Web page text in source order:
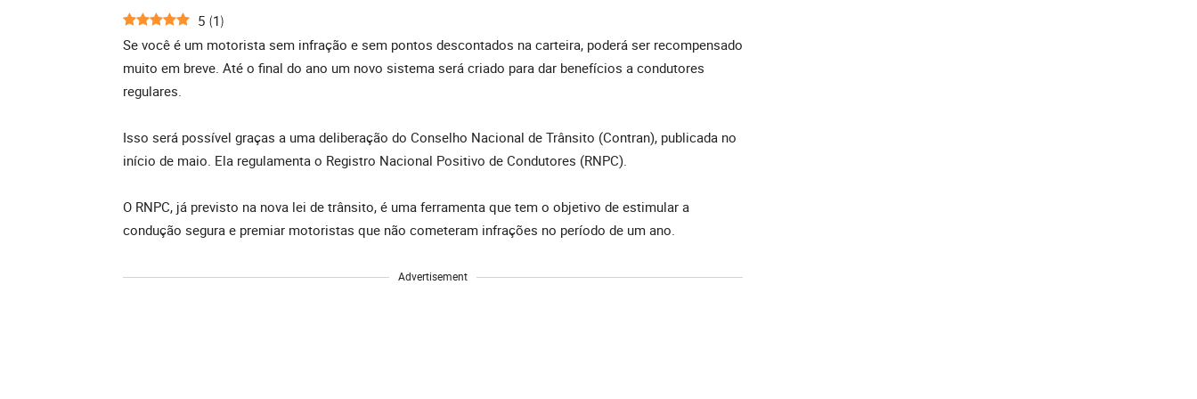
5 (1)
Se você é um motorista sem infração e sem pontos descontados na carteira, poderá ser recompensado
muito em breve. Até o final do ano um novo sistema será criado para dar benefícios a condutores
regulares.
Isso será possível graças a uma deliberação do Conselho Nacional de Trânsito (Contran), publicada no
início de maio. Ela regulamenta o Registro Nacional Positivo de Condutores (RNPC).
O RNPC, já previsto na nova lei de trânsito, é uma ferramenta que tem o objetivo de estimular a
condução segura e premiar motoristas que não cometeram infrações no período de um ano.
Advertisement